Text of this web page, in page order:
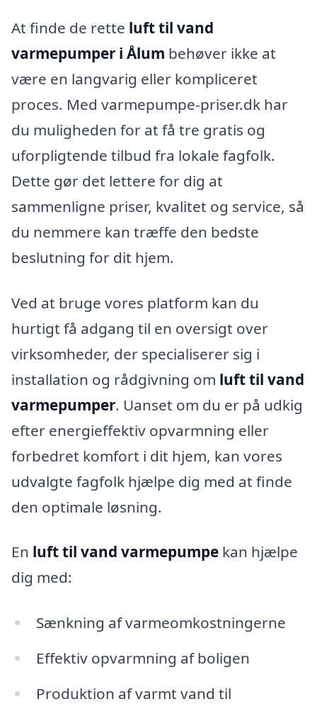
At finde de rette luft til vand
varmepumper i Ålum behøver ikke at
være en langvarig eller kompliceret
proces. Med varmepumpe-priser.dk har
du muligheden for at få tre gratis og
uforpligtende tilbud fra lokale fagfolk.
Dette gør det lettere for dig at
sammenligne priser, kvalitet og service, så
du nemmere kan træffe den bedste
beslutning for dit hjem.
Ved at bruge vores platform kan du
hurtigt få adgang til en oversigt over
virksomheder, der specialiserer sig i
installation og rådgivning om luft til vand
varmepumper. Uanset om du er på udkig
efter energieffektiv opvarmning eller
forbedret komfort i dit hjem, kan vores
udvalgte fagfolk hjælpe dig med at finde
den optimale løsning.
En luft til vand varmepumpe kan hjælpe
dig med:
Sænkning af varmeomkostningerne
Effektiv opvarmning af boligen
Produktion af varmt vand til